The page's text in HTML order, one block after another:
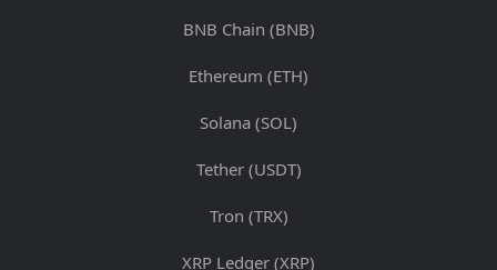
BNB Chain (BNB)
Ethereum (ETH)
Solana (SOL)
Tether (USDT)
Tron (TRX)
XRP Ledger (XRP)